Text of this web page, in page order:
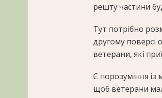
решту частини
Тут потрібно
другому поверсі
ветерани, які
Є порозуміння із
щоб ветерани